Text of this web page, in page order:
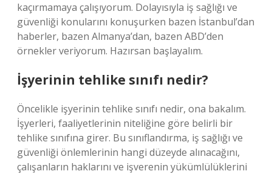
kaçırmamaya çalışıyorum. Dolayısıyla iş sağlığı ve
güvenliği konularını konuşurken bazen İstanbul’dan
haberler, bazen Almanya’dan, bazen ABD’den
örnekler veriyorum. Hazırsan başlayalım.
İşyerinin tehlike sınıfı nedir?
Öncelikle işyerinin tehlike sınıfı nedir, ona bakalım.
İşyerleri, faaliyetlerinin niteliğine göre belirli bir
tehlike sınıfına girer. Bu sınıflandırma, iş sağlığı ve
güvenliği önlemlerinin hangi düzeyde alınacağını,
çalışanların haklarını ve işverenin yükümlülüklerini